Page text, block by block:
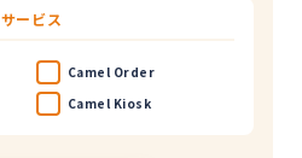
サービス
Camel Order
Camel Kiosk